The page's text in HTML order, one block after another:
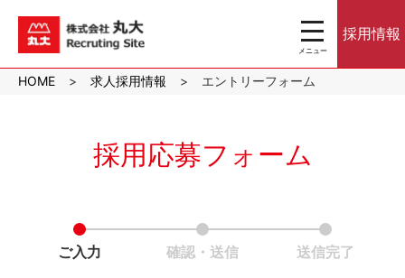
沖縄のスーパーマ
ーケット株式会社
toggle
navigation
メニュー
採用情報
HOME 求人採用情報 エントリーフォーム
採用応募フォーム
ご入力 確認・送信 送信完了